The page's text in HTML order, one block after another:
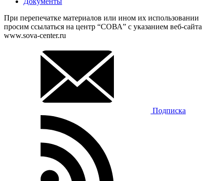
При перепечатке материалов или ином их использовании
просим ссылаться на центр “СОВА” с указанием веб-сайта
www.sova-center.ru
Подписка